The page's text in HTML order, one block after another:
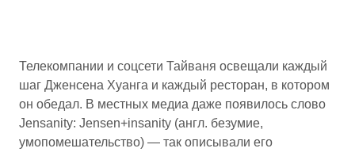
Телекомпании и соцсети Тайваня освещали каждый
шаг Дженсена Хуанга и каждый ресторан, в котором
он обедал. В местных медиа даже появилось слово
Jensanity: Jensen+insanity (англ. безумие,
умопомешательство) — так описывали его